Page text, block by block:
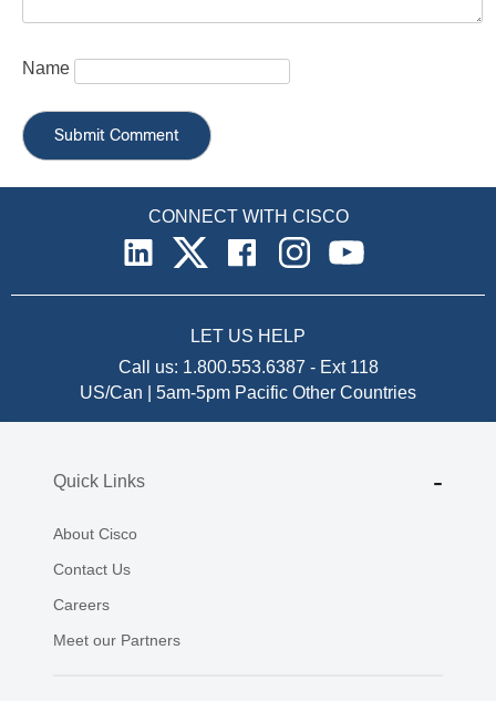
Name
CONNECT WITH CISCO
LET US HELP
Call us: 1.800.553.6387 - Ext 118
US/Can | 5am-5pm Pacific Other Countries